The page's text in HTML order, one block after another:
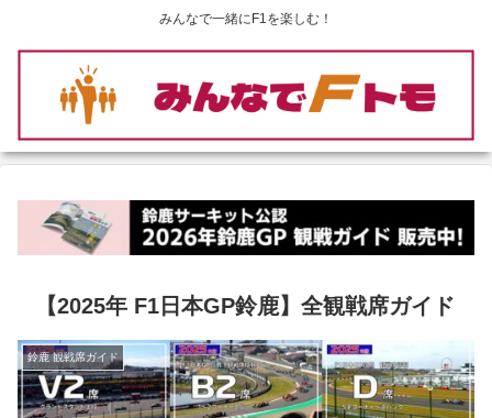
みんなで一緒にF1を楽しむ！
【2025年 F1日本GP鈴鹿】全観戦席ガイド
鈴鹿 観戦席ガイド